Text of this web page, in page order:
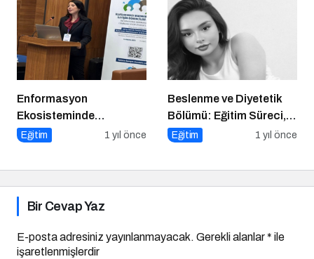
Kapsamında
Konuşacak!
Enformasyon
Ekosisteminde
Dezenformasyon ve
Eğitim 1 yıl önce
Beslenme ve Diyetetik
Bölümü: Eğitim Süreci,
Kariyer Olanakları ve
Eğitim 1 yıl önce
Bir Cevap Yaz
E-posta adresiniz yayınlanmayacak. Gerekli alanlar* ile
işaretlenmişlerdir